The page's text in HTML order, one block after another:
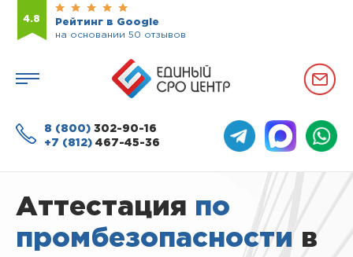
4.8
Рейтинг в Google
на основании 50 отзывов
8 (800) 302-90-16
+7 (812) 467-45-36
Аттестация по
промбезопасности в